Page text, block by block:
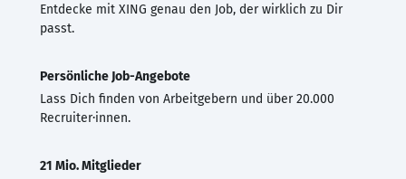
Entdecke mit XING genau den Job, der wirklich zu Dir
passt.
Persönliche Job-Angebote
Lass Dich finden von Arbeitgebern und über 20.000
Recruiter·innen.
21 Mio. Mitglieder